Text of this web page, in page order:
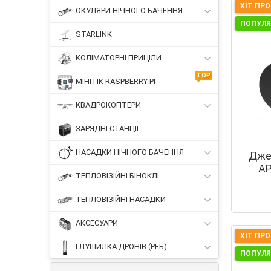
ОКУЛЯРИ НІЧНОГО БАЧЕННЯ
STARLINK
КОЛІМАТОРНІ ПРИЦІЛИ
TOP
МІНІ ПК RASPBERRY PI
КВАДРОКОПТЕРИ
ЗАРЯДНІ СТАНЦІЇ
НАСАДКИ НІЧНОГО БАЧЕННЯ
ТЕПЛОВІЗІЙНІ БІНОКЛІ
ТЕПЛОВІЗІЙНІ НАСАДКИ
АКСЕСУАРИ
ГЛУШИЛКА ДРОНІВ (РЕБ)
ХІТ
ХІТ